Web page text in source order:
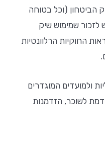
הביטחון (וכל בטוחה
לזכור שמימוש שיק
החוקיות הרלוונטיות
ולמועדים המוגדרים
לשוכר, הזדמנות